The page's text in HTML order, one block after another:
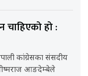
चाहिएको हो :
कांग्रेसका संसदीय
आङदेम्बेले